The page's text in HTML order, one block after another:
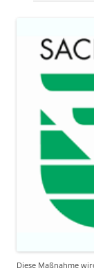
Diese Maßnahme